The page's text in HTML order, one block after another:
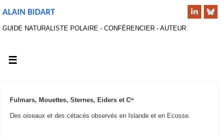
ALAIN BIDART
GUIDE NATURALISTE POLAIRE - CONFÉRENCIER - AUTEUR
Fulmars, Mouettes, Sternes, Eiders et Cie
Des oiseaux et des cétacés observés en Islande et en Ecosse.